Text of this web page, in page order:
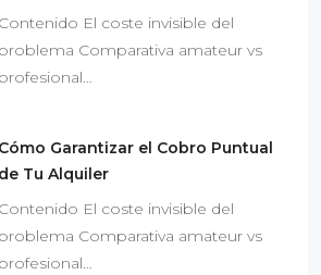
Contenido El coste invisible del
problema Comparativa amateur vs
profesional…
Cómo Garantizar el Cobro Puntual
de Tu Alquiler
Contenido El coste invisible del
problema Comparativa amateur vs
profesional…